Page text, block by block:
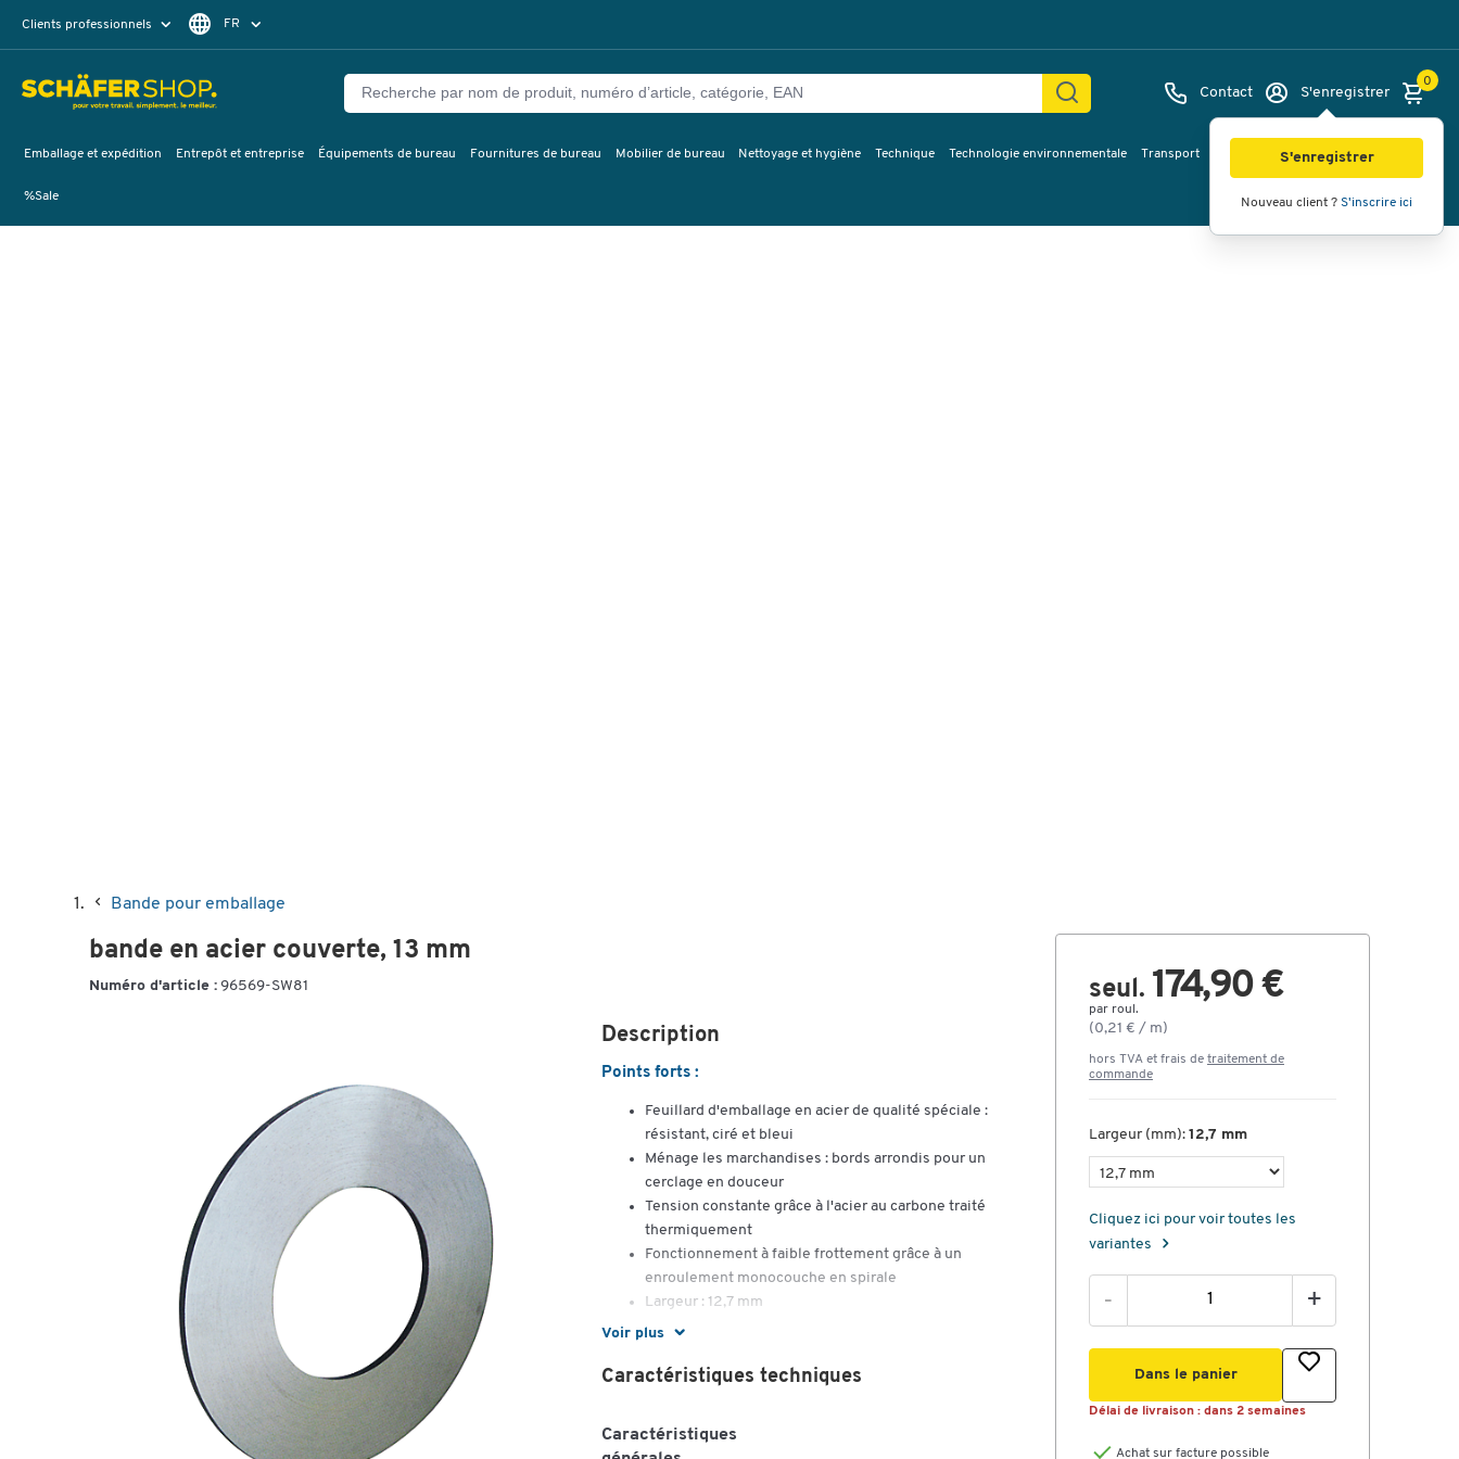
Clients professionnels FR
Contact S'enregistrer
S'enregistrer
Nouveau client ? S'inscrire ici
0
Emballage et expédition Entrepôt et entreprise Équipements de bureau Fournitures de bureau Mobilier de bureau Nettoyage et hygiène Technique Technologie environnementale Transport Services & planification Inspiration
%Sale
Bande pour emballage
bande en acier couverte, 13 mm
Numéro d'article : 96569-SW81
Voir plus
Description
Points forts :
Feuillard d'emballage en acier de qualité spéciale :
résistant, ciré et bleui
Ménage les marchandises : bords arrondis pour un
cerclage en douceur
Tension constante grâce à l'acier au carbone traité
thermiquement
Fonctionnement à faible frottement grâce à un
enroulement monocouche en spirale
Largeur : 12,7 mm
Ce feuillard d’emballage en acier, utilisé comme bande de
cerclage, séduit dans les domaines de la logistique et de
à froid de qualité spéciale, traité thermiquement, ciré et
Caractéristiques techniques
Caractéristiques
seul. 174,90 €
par roul.
(0,21 € / m)
hors TVA et frais de traitement de
commande
Largeur (mm): 12,7 mm
Cliquez ici pour voir toutes les
variantes
- +
Dans le panier
Délai de livraison : dans 2 semaines
Achat sur facture possible
Images Vidéos Vue à 360